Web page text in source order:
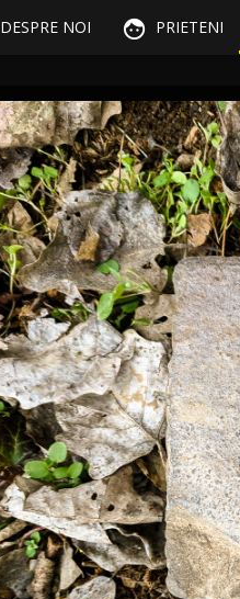
DESPRE NOI  PRIETENI